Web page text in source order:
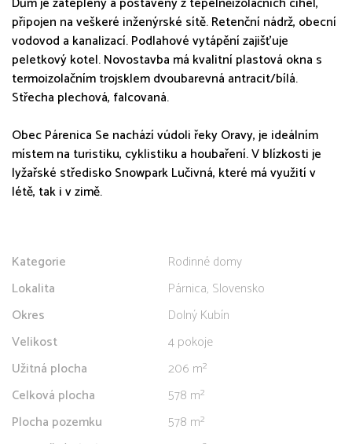
připojen na veškeré inženýrské sítě. Retenční nádrž, obecní
vodovod a kanalizací. Podlahové vytápění zajišťuje
peletkový kotel. Novostavba má kvalitní plastová okna s
termoizolačním trojsklem dvoubarevná antracit/bílá.
Střecha plechová, falcovaná.
Obec Párenica Se nachází vúdoli řeky Oravy, je ideálním
místem na turistiku, cyklistiku a houbaření. V blízkosti je
lyžařské středisko Snowpark Lučivná, které má využití v
létě, tak i v zimě.
Kategorie
Rodinné domy
Lokalita
Párnica, Slovensko
Okres
Dolný Kubín
Velikost
4 pokoje
Užitná plocha
206 m²
Celková plocha
578 m²
Plocha pozemku
578 m²